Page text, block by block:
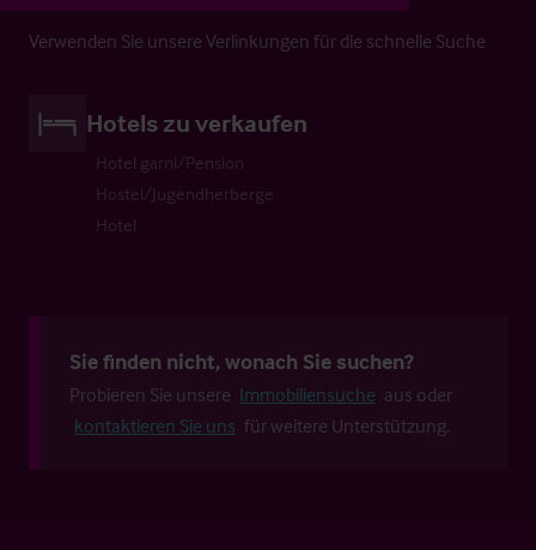
Verwenden Sie unsere Verlinkungen für die schnelle Suche
Hotels zu verkaufen
Hotel garni/Pension
Hostel/Jugendherberge
Hotel
Sie finden nicht, wonach Sie suchen?
Probieren Sie unsere Immobiliensuche aus oder
kontaktieren Sie uns für weitere Unterstützung.